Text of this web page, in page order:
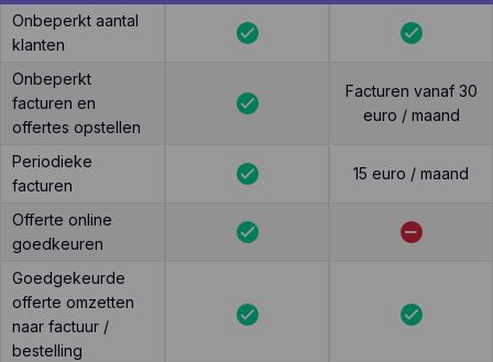
Onbeperkt aantal
klanten
Onbeperkt
facturen en
offertes opstellen
Facturen vanaf 30
euro / maand
Periodieke
facturen
15 euro / maand
Offerte online
goedkeuren
Goedgekeurde
offerte omzetten
naar factuur /
bestelling